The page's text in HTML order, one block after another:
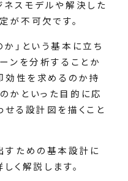
ネスモデルや解決した
が不可欠です。
」という基本に立ち
ンを分析することか
効性を求めるのか持
かといった目的に応
せる設計図を描くこと
すための基本設計に
く解説します。